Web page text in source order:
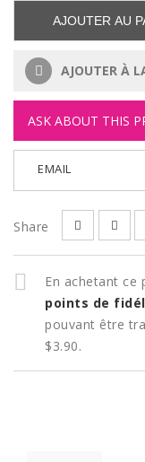
AJOUTER AU
AJOUTER À
ASK ABOUT THIS
EMAIL
Share
En achetant ce
points de
pouvant être
$3.90.